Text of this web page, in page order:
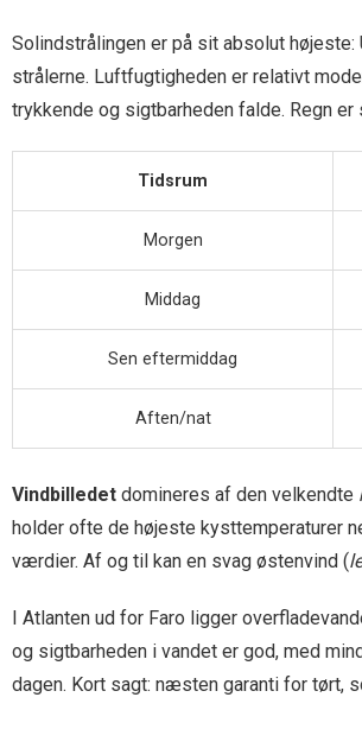
Solindstrålingen er på sit absolut
strålerne. Luftfugtigheden er relativt
trykkende og sigtbarheden falde. Regn
Tidsrum
Morgen
Middag
Sen eftermiddag
Aften/nat
Vindbilledet domineres af den velkendte
holder ofte de højeste kysttemperaturer
værdier. Af og til kan en svag østenvind (
I Atlanten ud for Faro ligger
og sigtbarheden i vandet er god, med
dagen. Kort sagt: næsten garanti for tørt,